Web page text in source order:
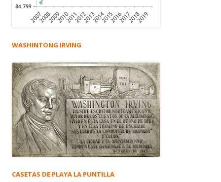
WASHINTONG IRVING
CASETAS DE PLAYA LA PUNTILLA